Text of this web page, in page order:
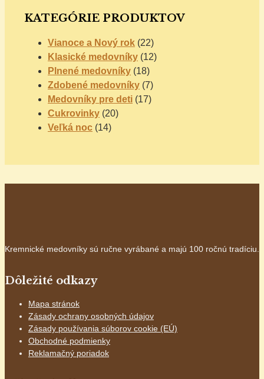
KATEGÓRIE PRODUKTOV
Vianoce a Nový rok (22)
Klasické medovníky (12)
Plnené medovníky (18)
Zdobené medovníky (7)
Medovníky pre deti (17)
Cukrovinky (20)
Veľká noc (14)
Kremnické medovníky sú ručne vyrábané a majú 100 ročnú tradíciu.
Dôležité odkazy
Mapa stránok
Zásady ochrany osobných údajov
Zásady používania súborov cookie (EÚ)
Obchodné podmienky
Reklamačný poriadok